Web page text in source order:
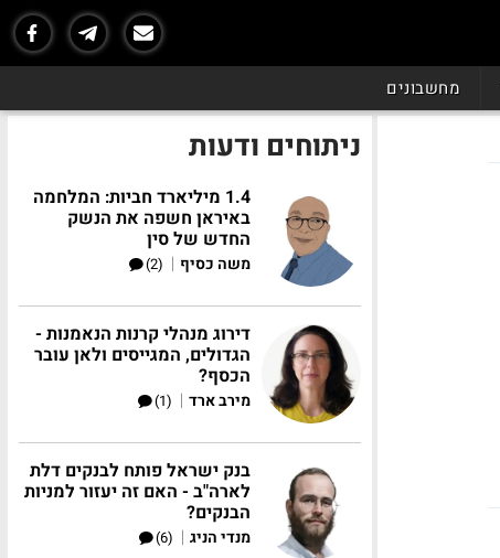
מחשבונים
ניתוחים ודעות
1.4 מיליארד חביות: המלחמה
באיראן חשפה את הנשק
החדש של סין
משה כסיף |
(2)
דירוג מנהלי קרנות הנאמנות -
הגדולים, המגייסים ולאן עובר
הכסף?
מירב ארד |
(1)
בנק ישראל פותח לבנקים דלת
לארה"ב - האם זה יעזור למניות
הבנקים?
מנדי הניג |
(6)